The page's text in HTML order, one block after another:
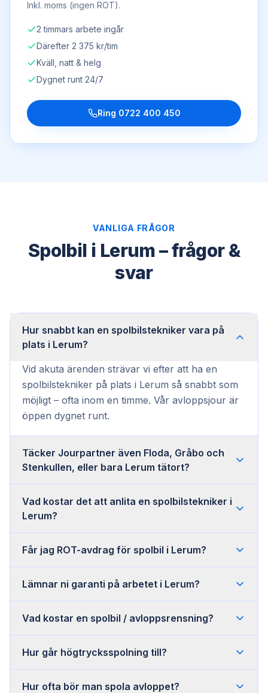
Inkl. moms (ingen ROT).
2 timmars arbete ingår
Därefter 2 375 kr/tim
Kväll, natt & helg
Dygnet runt 24/7
Ring 0722 400 450
VANLIGA FRÅGOR
Spolbil i Lerum – frågor &
svar
Hur snabbt kan en spolbilstekniker vara på
plats i Lerum?
Vid akuta ärenden strävar vi efter att ha en
spolbilstekniker på plats i Lerum så snabbt som
möjligt – ofta inom en timme. Vår avloppsjour är
öppen dygnet runt.
Täcker Jourpartner även Floda, Gråbo och
Stenkullen, eller bara Lerum tätort?
Vad kostar det att anlita en spolbilstekniker i
Lerum?
Får jag ROT-avdrag för spolbil i Lerum?
Lämnar ni garanti på arbetet i Lerum?
Vad kostar en spolbil / avloppsrensning?
Hur går högtrycksspolning till?
Hur ofta bör man spola avloppet?